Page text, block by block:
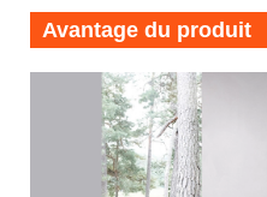
Avantage du produit